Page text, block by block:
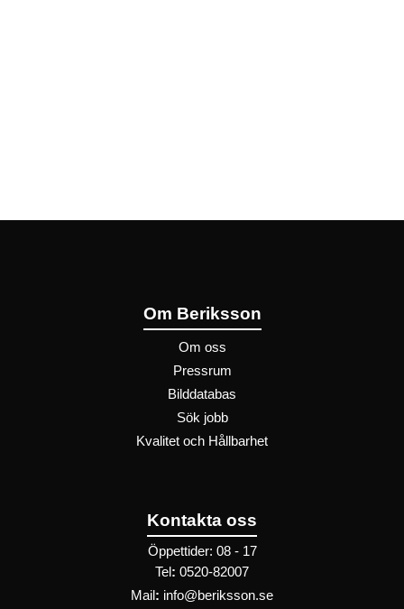
Om Beriksson
Om oss
Pressrum
Bilddatabas
Sök jobb
Kvalitet och Hållbarhet
Kontakta oss
Öppettider: 08 - 17
Tel : 0520-82007
Mail : info@beriksson.se